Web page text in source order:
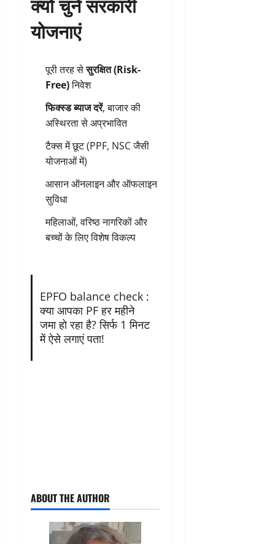
योजनाएं
पूरी तरह सेसुरक्षित (Risk-
Free)निवेश
फिक्स्ड ब्याज दरें, बाजार की
अस्थिरता से अप्रभावित
टैक्स में छूट (PPF, NSC जैसी
योजनाओं में)
आसान ऑनलाइन और ऑफलाइन
सुविधा
महिलाओं, वरिष्ठ नागरिकों और
बच्चों के लिए विशेष विकल्प
EPFO balance check :
क्या आपका PF हर महीने
जमा हो रहा है? सिर्फ 1 मिनट
में ऐसे लगाएं पता!
ABOUT THE AUTHOR